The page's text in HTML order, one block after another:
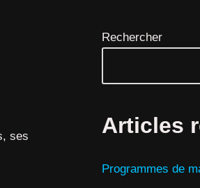
ses
Rechercher
Articles
Programmes de